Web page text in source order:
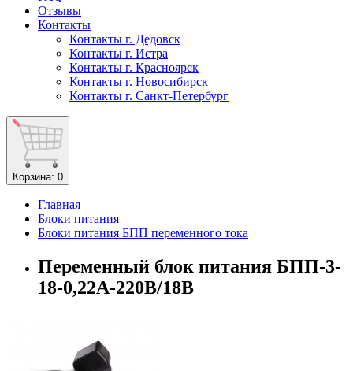
Отзывы
Контакты
Контакты г. Дедовск
Контакты г. Истра
Контакты г. Красноярск
Контакты г. Новосибирск
Контакты г. Санкт-Петербург
Корзина: 0
Главная
Блоки питания
Блоки питания БПП переменного тока
Переменный блок питания БПП-3-
18-0,22А-220В/18В